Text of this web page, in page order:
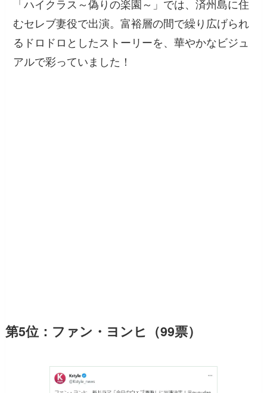
「ハイクラス～偽りの楽園～」では、済州島に住
むセレブ妻役で出演。富裕層の間で繰り広げられ
るドロドロとしたストーリーを、華やかなビジュ
アルで彩っていました！
第5位：ファン・ヨンヒ（99票）